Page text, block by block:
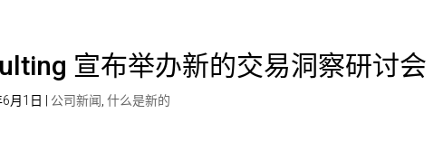
宣布举办新的交易洞察研讨会
月1日 公司新闻 ,什么是新的